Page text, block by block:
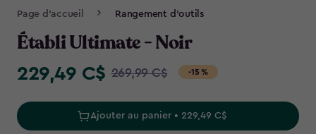
Navigation
Page d'accueil Rangement d’outils
Établi Ultimate - Noir
Price
269,99
C$
229,49 C$ 269,99 C$ -15 %
Ajouter au panier • 229,49 C$